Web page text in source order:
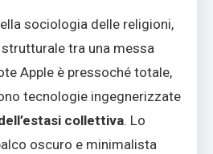
sociologia delle religioni,
tra una messa
Apple è pressoché totale,
tecnologie ingegnerizzate
collettiva. Lo
oscuro e minimalista